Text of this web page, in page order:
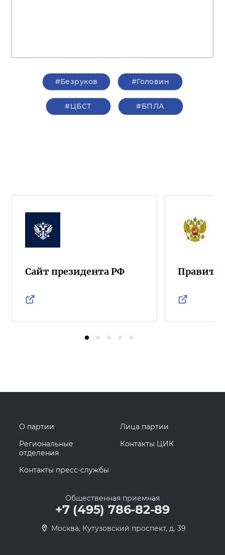
#Безруков #Головин
#ЦБСТ #БПЛА
Сайт президента РФ
О партии
Лица партии
Региональные
отделения
Контакты ЦИК
Контакты пресс-службы
Общественная приемная
+7 (495) 786-82-89
Москва, Кутузовский проспект, д. 39